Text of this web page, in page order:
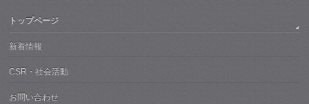
トップページ
新着情報
CSR・社会活動
お問い合わせ